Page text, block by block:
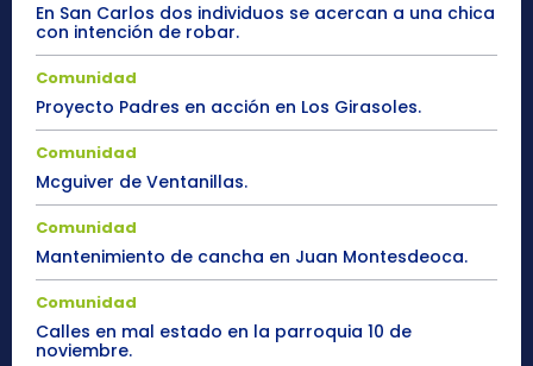
En San Carlos dos individuos se acercan a una chica
con intención de robar.
Comunidad
Proyecto Padres en acción en Los Girasoles.
Comunidad
Mcguiver de Ventanillas.
Comunidad
Mantenimiento de cancha en Juan Montesdeoca.
Comunidad
Calles en mal estado en la parroquia 10 de
noviembre.